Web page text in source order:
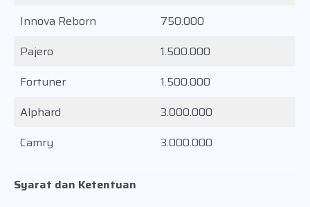
Innova Reborn
750.000
Pajero
1.500.000
Fortuner
1.500.000
Alphard
3.000.000
Camry
3.000.000
Syarat dan Ketentuan